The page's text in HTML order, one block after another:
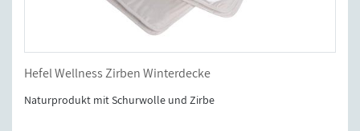
Hefel Wellness Zirben Winterdecke
Naturprodukt mit Schurwolle und Zirbe